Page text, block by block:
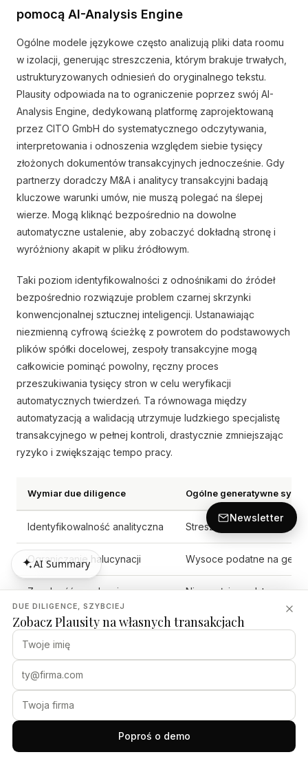
pomocą AI-Analysis Engine
Ogólne modele językowe często analizują pliki data roomu
w izolacji, generując streszczenia, którym brakuje trwałych,
ustrukturyzowanych odniesień do oryginalnego tekstu.
Plausity odpowiada na to ograniczenie poprzez swój AI-
Analysis Engine, dedykowaną platformę zaprojektowaną
przez CITO GmbH do systematycznego odczytywania,
interpretowania i odnoszenia względem siebie tysięcy
złożonych dokumentów transakcyjnych jednocześnie. Gdy
partnerzy doradczy M&A i analitycy transakcyjni badają
kluczowe warunki umów, nie muszą polegać na ślepej
wierze. Mogą kliknąć bezpośrednio na dowolne
automatyczne ustalenie, aby zobaczyć dokładną stronę i
wyróżniony akapit w pliku źródłowym.
Taki poziom identyfikowalności z odnośnikami do źródeł
bezpośrednio rozwiązuje problem czarnej skrzynki
konwencjonalnej sztucznej inteligencji. Ustanawiając
niezmienną cyfrową ścieżkę z powrotem do podstawowych
plików spółki docelowej, zespoły transakcyjne mogą
całkowicie pominąć powolny, ręczny proces
przeszukiwania tysięcy stron w celu weryfikacji
automatycznych twierdzeń. Ta równowaga między
automatyzacją a walidacją utrzymuje ludzkiego specjalistę
transakcyjnego w pełnej kontroli, drastycznie zmniejszając
ryzyko i zwiększając tempo pracy.
Wymiar due diligence Ogólne generatywne
Identyfikowalność analityczna Streszcza dokumenty bez
Ograniczanie halucynacji Wysoce podatne na
Zgodność regulacyjna Nie spełnia
Ostatecznie utrzymanie nieprzerwanej ścieżki audytu jest
tym, co przekształca automatyczną analizę dokumentów z
transakcyjny. Dla kierowników projektów korporacyjnego
M&A oraz wyższych komitetów inwestycyjnych wdrożenie
platformy integrującej przejrzyste wykrywanie ryzyka z
odnośnikami do źródeł stanowi kluczową różnicę między
spekulacyjną automatyzacją a solidną, zgodną z przepisami
DUE DILIGENCE, SZYBCIEJ
Zobacz Plausity na własnych transakcjach
Poproś o demo
AI Summary
AI Summary
Newsletter